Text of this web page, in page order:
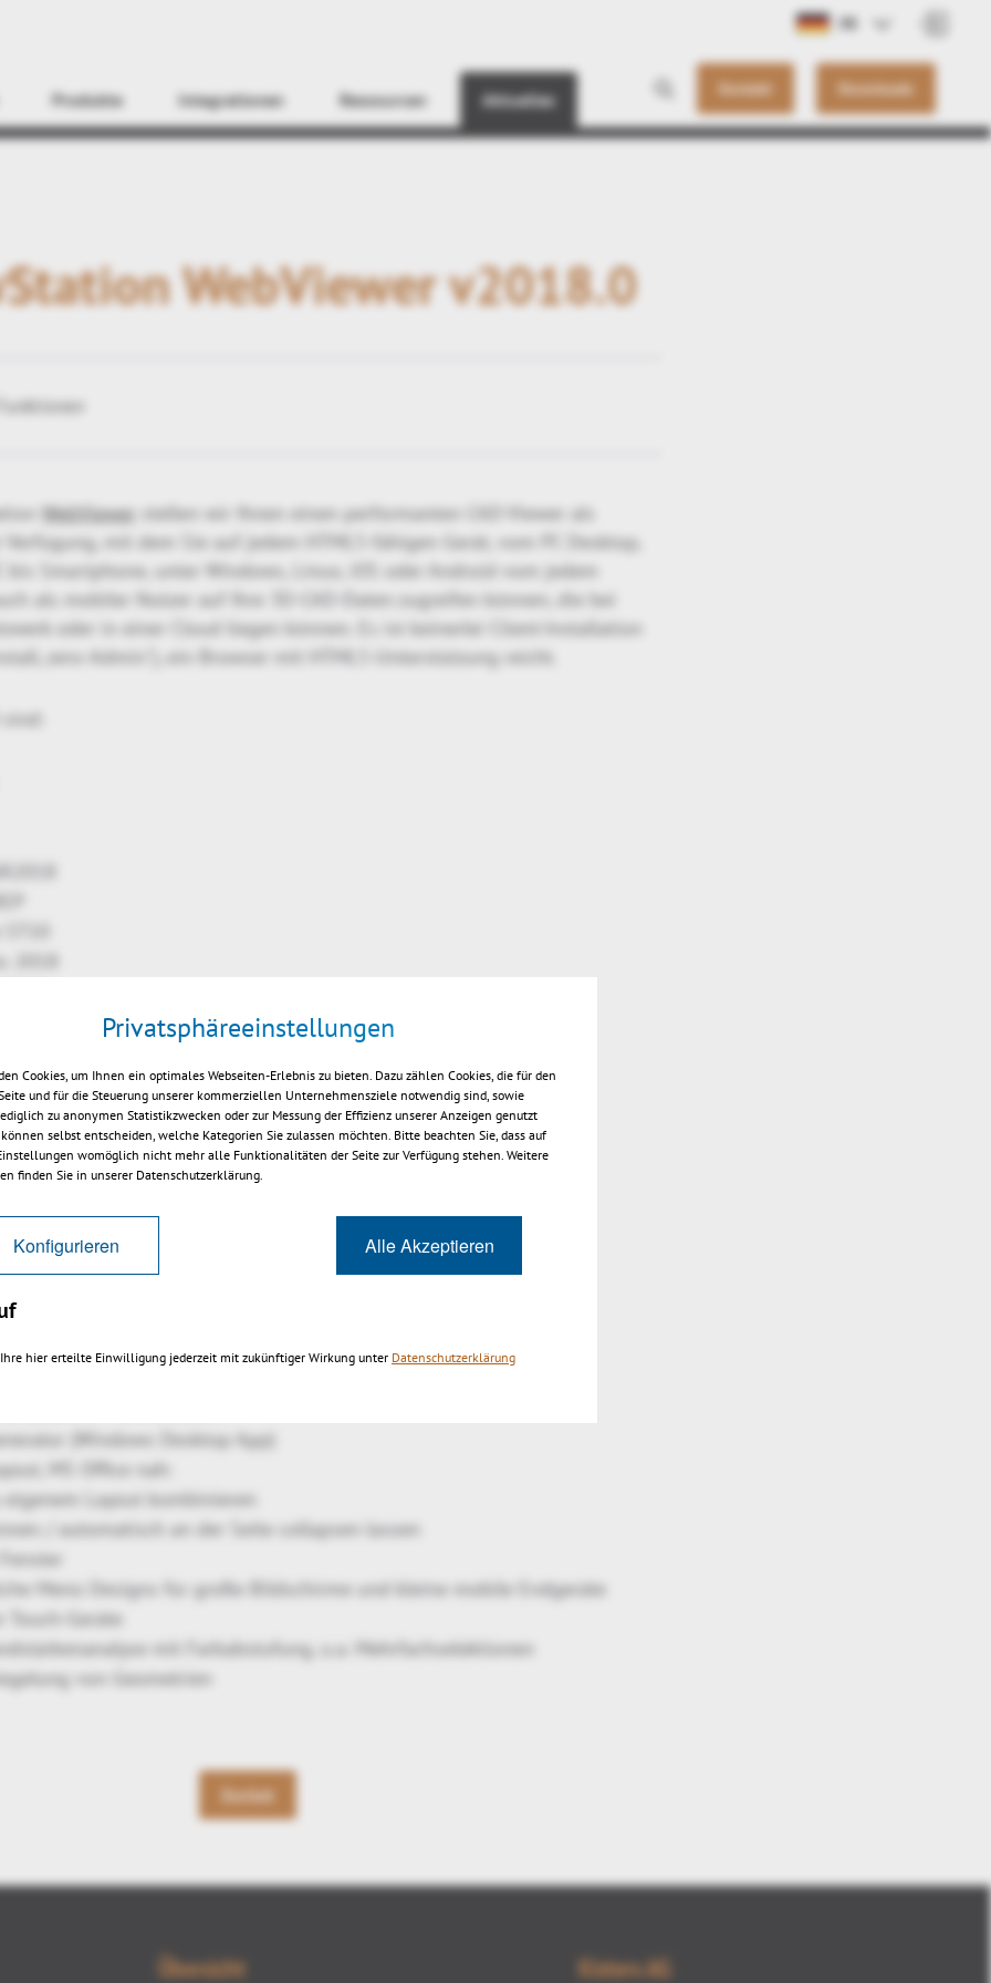
Produkte Integrationen Ressourcen Aktuelles Kontakt Downloads
DE
WebViewer v2018.0
WebViewer stellen wir Ihnen einen performanten CAD-Viewer als
Verfügung, mit dem Sie auf jedem HTML5-fähigen Gerät, vom PC Desktop,
bis Smartphone, unter Windows, Linux, iOS oder Android vom jedem
als mobiler Nutzer auf Ihre 3D-CAD-Daten zugreifen können, die bei
oder in einer Cloud liegen können. Es ist keinerlei Client-Installation
zero-Admin"), ein Browser mit HTML5-Unterstützung reicht.
2018
lesen mit Template zur Formatierung
lesen benötigt jetzt immer eine 2D Advanced Lizenz
- Dateigröße wird deutlich reduziert
Geometrien entfernen, u.a. wegen schlechter Qualität
Geometrien erzeugen, u.a. um Messungen möglich zu machen
der neutralen Faser von Leitungen
interaktiv skalieren
messen, ohne vorher die Flächen extrahieren zu müssen
Messfunktion
(Windows Desktop App)
MS Office nah:
eigenem Layout kombinieren
/ automatisch an der Seite collapsen lassen
Menü Designs für große Bildschirme und kleine mobile Endgeräte
Touch-Geräte
mit Farbabstufung, u.a. Mehrfachselektionen
von Geometrien
Zurück
Übersicht Kisters AG
Privatsphäreeinstellungen
Cookies, um Ihnen ein optimales Webseiten-Erlebnis zu bieten. Dazu zählen Cookies, die für den
und für die Steuerung unserer kommerziellen Unternehmensziele notwendig sind, sowie
zu anonymen Statistikzwecken oder zur Messung der Effizienz unserer Anzeigen genutzt
selbst entscheiden, welche Kategorien Sie zulassen möchten. Bitte beachten Sie, dass auf
womöglich nicht mehr alle Funktionalitäten der Seite zur Verfügung stehen. Weitere
finden Sie in unserer Datenschutzerklärung.
Konfigurieren Alle Akzeptieren
hier erteilte Einwilligung jederzeit mit zukünftiger Wirkung unter Datenschutzerklärung